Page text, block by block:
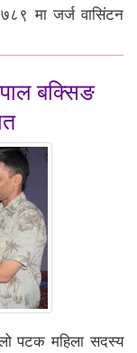
मा जर्ज वासिंटन
बक्सिङ
पटक महिला सदस्य